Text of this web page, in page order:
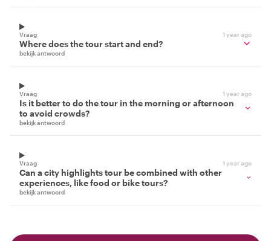
Vraag 1 year ago
Where does the tour start and end?
bekijk antwoord
Vraag 1 year ago
Is it better to do the tour in the morning or afternoon
to avoid crowds?
bekijk antwoord
Vraag 1 year ago
Can a city highlights tour be combined with other
experiences, like food or bike tours?
bekijk antwoord